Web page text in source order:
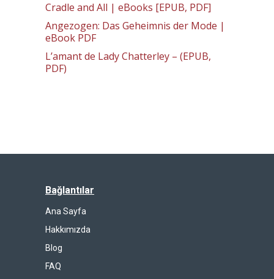
Cradle and All | eBooks [EPUB, PDF]
Angezogen: Das Geheimnis der Mode |
eBook PDF
L’amant de Lady Chatterley – (EPUB,
PDF)
Bağlantılar
Ana Sayfa
Hakkımızda
Blog
FAQ